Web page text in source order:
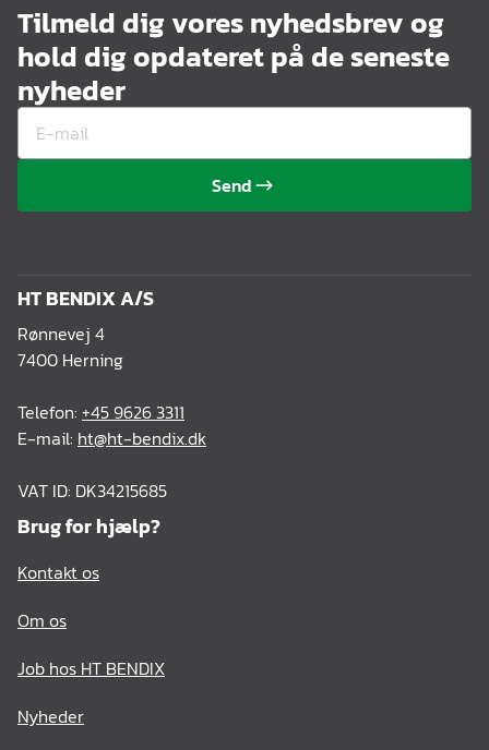
Tilmeld dig vores nyhedsbrev og
hold dig opdateret på de seneste
nyheder
Send
HT BENDIX A/S
Rønnevej 4
7400 Herning
Telefon: +45 9626 3311
E-mail: ht@ht-bendix.dk
VAT ID: DK34215685
Brug for hjælp?
Kontakt os
Om os
Job hos HT BENDIX
Nyheder